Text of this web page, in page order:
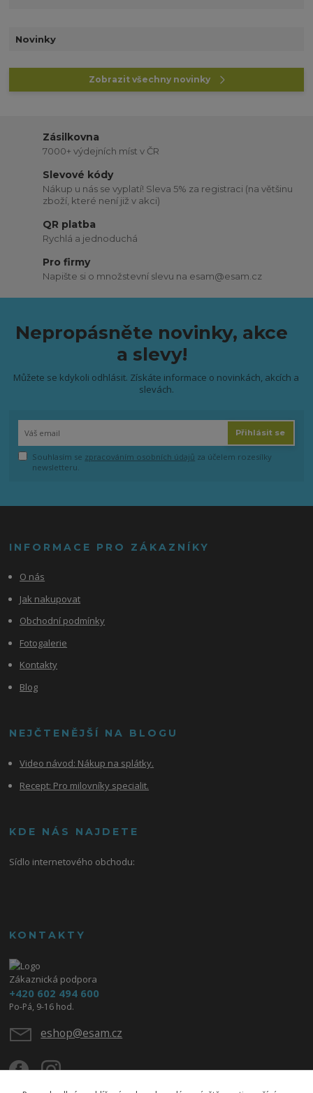
Novinky
Zobrazit všechny novinky
Zásilkovna
7000+ výdejních míst v ČR
Slevové kódy
Nákup u nás se vyplatí! Sleva 5% za registraci (na většinu
zboží, které není již v akci)
QR platba
Rychlá a jednoduchá
Pro firmy
Napište si o množstevní slevu na esam@esam.cz
Nepropásněte novinky, akce
a slevy!
Můžete se kdykoli odhlásit. Získáte informace o novinkách, akcích a
slevách.
Přihlásit se
Souhlasím se zpracováním osobních údajů za účelem rozesílky
newsletteru.
INFORMACE PRO ZÁKAZNÍKY
O nás
Jak nakupovat
Obchodní podmínky
Fotogalerie
Kontakty
Blog
NEJČTENĚJŠÍ NA BLOGU
Video návod: Nákup na splátky.
Recept: Pro milovníky specialit.
KDE NÁS NAJDETE
Sídlo internetového obchodu:
KONTAKTY
Zákaznická podpora
+420 602 494 600
Po-Pá, 9-16 hod.
eshop@esam.cz